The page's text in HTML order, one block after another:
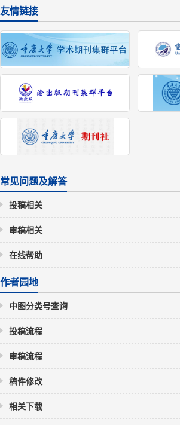
友情链接
常见问题及解答
投稿相关
审稿相关
在线帮助
作者园地
中图分类号查询
投稿流程
审稿流程
稿件修改
相关下载